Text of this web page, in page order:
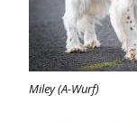
Miley (A-Wurf)